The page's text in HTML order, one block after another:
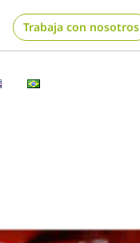
Trabaja con nosotros